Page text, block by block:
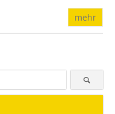
mehr